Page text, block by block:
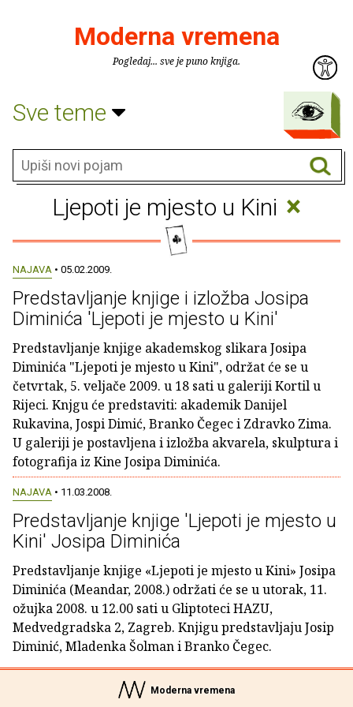
Moderna vremena
Pogledaj... sve je puno knjiga.
Sve teme
Ljepoti je mjesto u Kini ×
NAJAVA • 05.02.2009.
Predstavljanje knjige i izložba Josipa
Diminića 'Ljepoti je mjesto u Kini'
Predstavljanje knjige akademskog slikara Josipa
Diminića "Ljepoti je mjesto u Kini", održat će se u
četvrtak, 5. veljače 2009. u 18 sati u galeriji Kortil u
Rijeci. Knjgu će predstaviti: akademik Danijel
Rukavina, Jospi Dimić, Branko Čegec i Zdravko Zima.
U galeriji je postavljena i izložba akvarela, skulptura i
fotografija iz Kine Josipa Diminića.
NAJAVA • 11.03.2008.
Predstavljanje knjige 'Ljepoti je mjesto u
Kini' Josipa Diminića
Predstavljanje knjige «Ljepoti je mjesto u Kini» Josipa
Diminića (Meandar, 2008.) održati će se u utorak, 11.
ožujka 2008. u 12.00 sati u Gliptoteci HAZU,
Medvedgradska 2, Zagreb. Knjigu predstavljaju Josip
Diminić, Mladenka Šolman i Branko Čegec.
Moderna vremena